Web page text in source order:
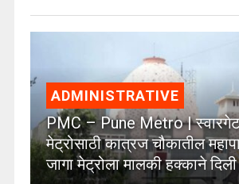
ADMINISTRATIVE
PMC – Pune Metro |
मेट्रोसाठी कात्रज चौकातील
जागा मेट्रोला मालकी हक्काने